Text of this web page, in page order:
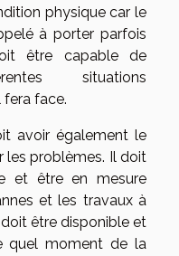
physique car le
à porter parfois
être capable de
situations
face.
avoir également le
les problèmes. Il doit
et être en mesure
et les travaux à
être disponible et
quel moment de la